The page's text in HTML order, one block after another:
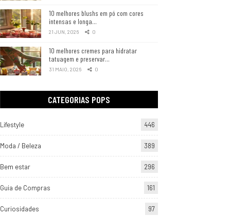
10 melhores blushs em pó com cores
intensas e longa…
21 JUN, 2026 0
10 melhores cremes para hidratar
tatuagem e preservar…
31 MAIO, 2026 0
CATEGORIAS POPS
Lifestyle 446
Moda / Beleza 389
Bem estar 296
Guia de Compras 161
Curiosidades 97